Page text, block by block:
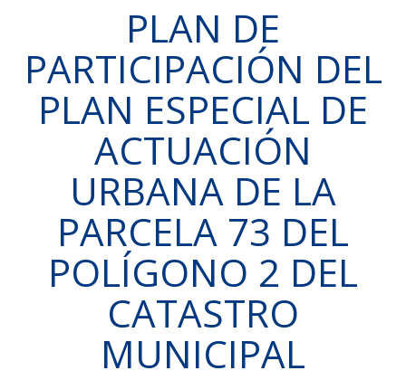
PLAN DE
PARTICIPACIÓN DEL
PLAN ESPECIAL DE
ACTUACIÓN
URBANA DE LA
PARCELA 73 DEL
POLÍGONO 2 DEL
CATASTRO
MUNICIPAL